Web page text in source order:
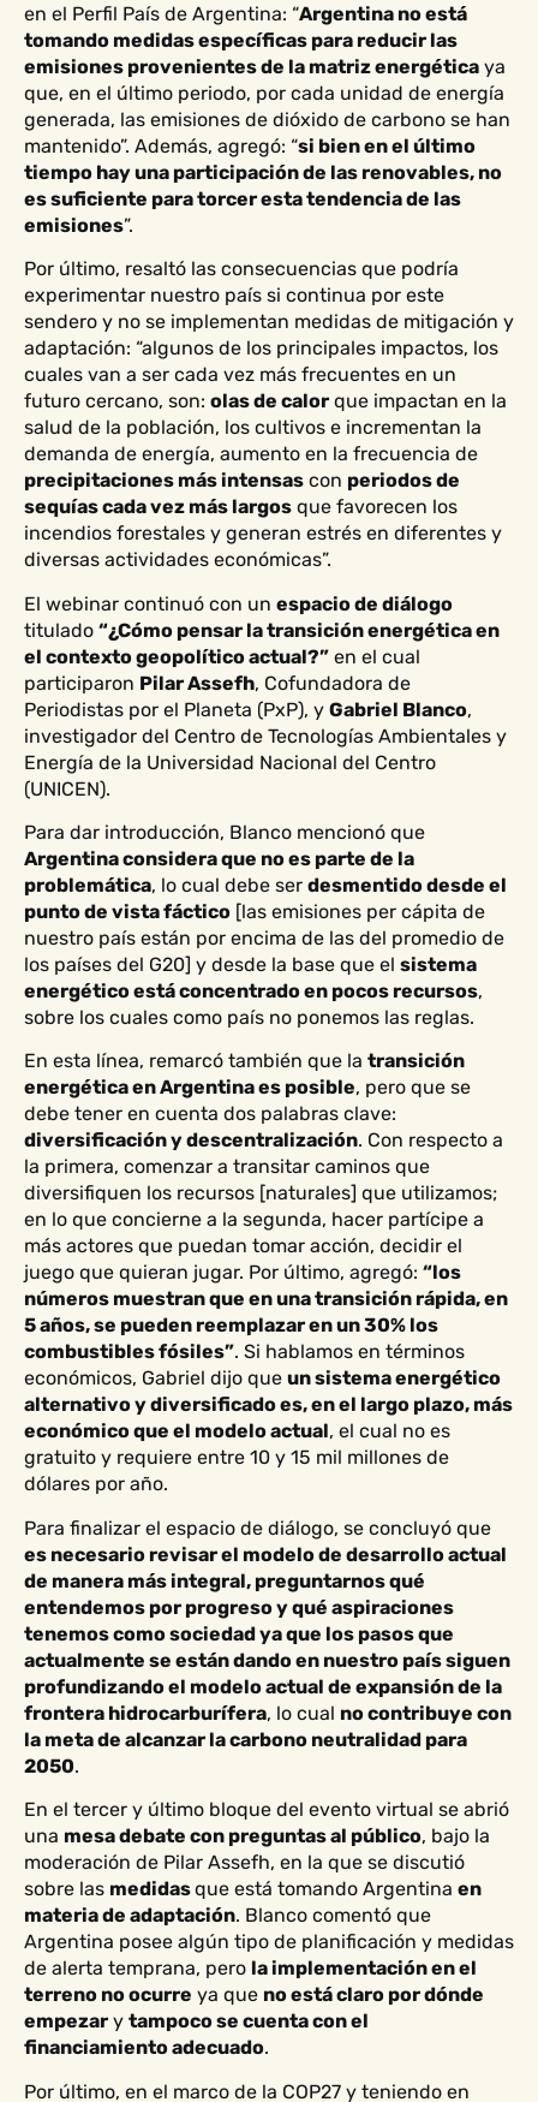
en el Perfil País de Argentina: “Argentina no está
tomando medidas específicas para reducir las
emisiones provenientes de la matriz energética ya
que, en el último periodo, por cada unidad de energía
generada, las emisiones de dióxido de carbono se han
mantenido”. Además, agregó: “si bien en el último
tiempo hay una participación de las renovables, no
es suficiente para torcer esta tendencia de las
emisiones”.
Por último, resaltó las consecuencias que podría
experimentar nuestro país si continua por este
sendero y no se implementan medidas de mitigación y
adaptación: “algunos de los principales impactos, los
cuales van a ser cada vez más frecuentes en un
futuro cercano, son: olas de calor que impactan en la
salud de la población, los cultivos e incrementan la
demanda de energía, aumento en la frecuencia de
precipitaciones más intensas con periodos de
sequías cada vez más largos que favorecen los
incendios forestales y generan estrés en diferentes y
diversas actividades económicas”.
El webinar continuó con un espacio de diálogo
titulado “¿Cómo pensar la transición energética en
el contexto geopolítico actual?” en el cual
participaron Pilar Assefh, Cofundadora de
Periodistas por el Planeta (PxP), y Gabriel Blanco,
investigador del Centro de Tecnologías Ambientales y
Energía de la Universidad Nacional del Centro
(UNICEN).
Para dar introducción, Blanco mencionó que
Argentina considera que no es parte de la
problemática, lo cual debe ser desmentido desde el
punto de vista fáctico [las emisiones per cápita de
nuestro país están por encima de las del promedio de
los países del G20] y desde la base que el sistema
energético está concentrado en pocos recursos,
sobre los cuales como país no ponemos las reglas.
En esta línea, remarcó también que la transición
energética en Argentina es posible, pero que se
debe tener en cuenta dos palabras clave:
diversificación y descentralización. Con respecto a
la primera, comenzar a transitar caminos que
diversifiquen los recursos [naturales] que utilizamos;
en lo que concierne a la segunda, hacer partícipe a
más actores que puedan tomar acción, decidir el
juego que quieran jugar. Por último, agregó: “los
números muestran que en una transición rápida, en
5 años, se pueden reemplazar en un 30% los
combustibles fósiles”. Si hablamos en términos
económicos, Gabriel dijo que un sistema energético
alternativo y diversificado es, en el largo plazo, más
económico que el modelo actual, el cual no es
gratuito y requiere entre 10 y 15 mil millones de
dólares por año.
Para finalizar el espacio de diálogo, se concluyó que
es necesario revisar el modelo de desarrollo actual
de manera más integral, preguntarnos qué
entendemos por progreso y qué aspiraciones
tenemos como sociedad ya que los pasos que
actualmente se están dando en nuestro país siguen
profundizando el modelo actual de expansión de la
frontera hidrocarburífera, lo cual no contribuye con
la meta de alcanzar la carbono neutralidad para
2050.
En el tercer y último bloque del evento virtual se abrió
una mesa debate con preguntas al público, bajo la
moderación de Pilar Assefh, en la que se discutió
sobre las medidasque está tomando Argentina en
materia de adaptación. Blanco comentó que
Argentina posee algún tipo de planificación y medidas
de alerta temprana, pero la implementación en el
terreno no ocurre ya que no está claro por dónde
empezar y tampoco se cuenta con el
financiamiento adecuado.
Por último, en el marco de la COP27 y teniendo en